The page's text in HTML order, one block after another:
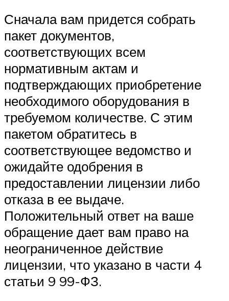
Сначала вам придется собрать
пакет документов,
соответствующих всем
нормативным актам и
подтверждающих приобретение
необходимого оборудования в
требуемом количестве. С этим
пакетом обратитесь в
соответствующее ведомство и
ожидайте одобрения в
предоставлении лицензии либо
отказа в ее выдаче.
Положительный ответ на ваше
обращение дает вам право на
неограниченное действие
лицензии, что указано в части 4
статьи 9 99-ФЗ.